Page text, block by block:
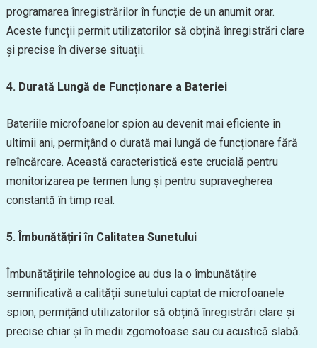
programarea înregistrărilor în funcție de un anumit orar.
Aceste funcții permit utilizatorilor să obțină înregistrări clare
și precise în diverse situații.
4. Durată Lungă de Funcționare a Bateriei
Bateriile microfoanelor spion au devenit mai eficiente în
ultimii ani, permițând o durată mai lungă de funcționare fără
reîncărcare. Această caracteristică este crucială pentru
monitorizarea pe termen lung și pentru supravegherea
constantă în timp real.
5. Îmbunătățiri în Calitatea Sunetului
Îmbunătățirile tehnologice au dus la o îmbunătățire
semnificativă a calității sunetului captat de microfoanele
spion, permițând utilizatorilor să obțină înregistrări clare și
precise chiar și în medii zgomotoase sau cu acustică slabă.